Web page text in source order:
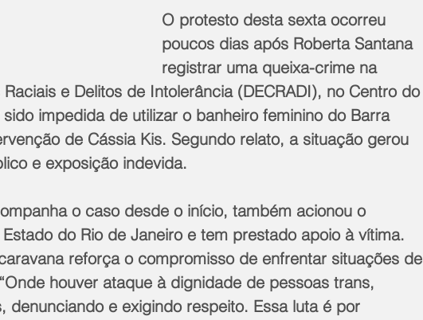
O protesto desta sexta ocorreu
poucos dias após Roberta Santana
registrar uma queixa-crime na
e Delitos de Intolerância (DECRADI), no Centro do
impedida de utilizar o banheiro feminino do Barra
de Cássia Kis. Segundo relato, a situação gerou
e exposição indevida.
o caso desde o início, também acionou o
do Rio de Janeiro e tem prestado apoio à vítima.
reforça o compromisso de enfrentar situações de
houver ataque à dignidade de pessoas trans,
denunciando e exigindo respeito. Essa luta é por